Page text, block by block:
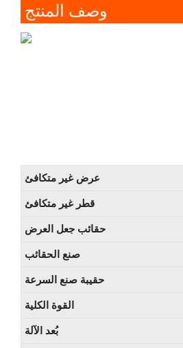
وصف المنتج
عرض غير متكافئ
قطر غير متكافئ
حقائب جعل العرض
صنع الحقائب
حقيبة صنع السرعة
القوة الكلية
بُعد الآلة